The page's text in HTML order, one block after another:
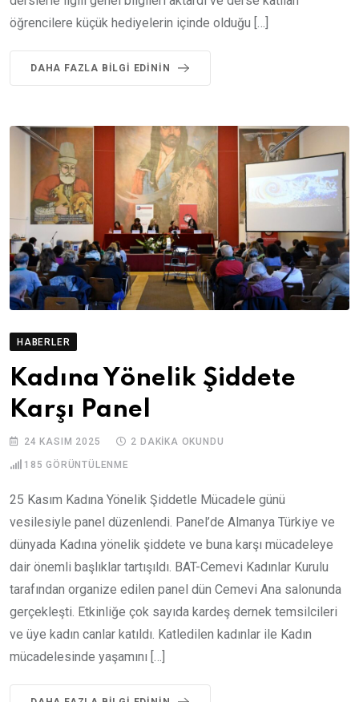
öğrencilere küçük hediyelerin içinde olduğu […]
DAHA FAZLA BILGI EDININ
HABERLER
Kadına Yönelik Şiddete
Karşı Panel
24 KASIM 2025 2 DAKIKA OKUNDU
185 GÖRÜNTÜLENME
25 Kasım Kadına Yönelik Şiddetle Mücadele günü
vesilesiyle panel düzenlendi. Panel’de Almanya Türkiye ve
dünyada Kadına yönelik şiddete ve buna karşı mücadeleye
dair önemli başlıklar tartışıldı. BAT-Cemevi Kadınlar Kurulu
tarafından organize edilen panel dün Cemevi Ana salonunda
gerçekleşti. Etkinliğe çok sayıda kardeş dernek temsilcileri
ve üye kadın canlar katıldı. Katledilen kadınlar ile Kadın
mücadelesinde yaşamını […]